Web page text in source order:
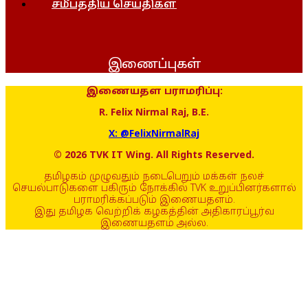
சமீபத்திய செய்திகள்
இணைப்புகள்
இணையதள பராமரிப்பு:
R. Felix Nirmal Raj, B.E.
X: @FelixNirmalRaj
© 2026 TVK IT Wing. All Rights Reserved.
தமிழகம் முழுவதும் நடைபெறும் மக்கள் நலச்
செயல்பாடுகளை பகிரும் நோக்கில் TVK உறுப்பினர்களால்
பராமரிக்கப்படும் இணையதளம்.
இது தமிழக வெற்றிக் கழகத்தின் அதிகாரப்பூர்வ
இணையதளம் அல்ல.